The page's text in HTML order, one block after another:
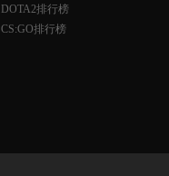
DOTA2排行榜
CS:GO排行榜